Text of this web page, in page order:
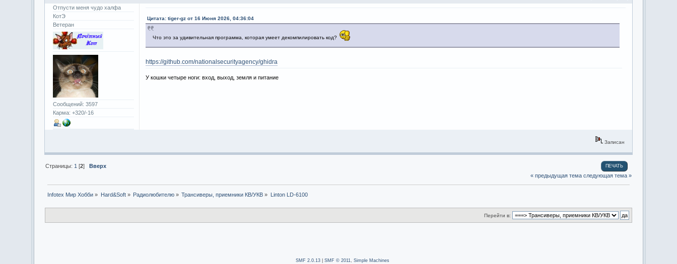
Отпусти меня чудо халфа
КотЭ
Ветеран
Сообщений: 3597
Карма: +320/-16
Цитата: tiger-gz от 16 Июня 2026, 04:36:04
Что это за удивительная программа, которая умеет декомпилировать код?
https://github.com/nationalsecurityagency/ghidra
У кошки четыре ноги: вход, выход, земля и питание
Записан
ПЕЧАТЬ
Страницы: 1 [2]Вверх
« предыдущая тема следующая тема »
Infotex Мир Хобби » Hard&Soft» Радиолюбителю » Трансиверы, приемники КВ/УКВ » Linton LD-6100
Перейти в:
SMF 2.0.13| SMF © 2011 Simple Machines